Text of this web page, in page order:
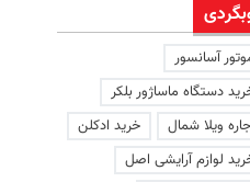
آسانسور
دستگاه ماساژور بلکر
ویلا شمال
خرید ادکلن
لوازم آرایشی اصل